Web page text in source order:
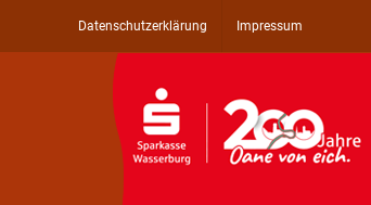
Datenschutzerklärung Impressum